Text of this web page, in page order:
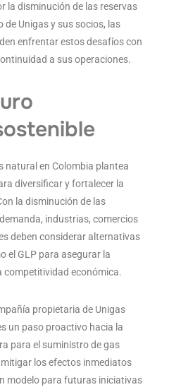
la disminución de las reservas
de Unigas y sus socios, las
enfrentar estos desafíos con
a sus operaciones.
natural en Colombia plantea
diversificar y fortalecer la
la disminución de las
industrias, comercios
deben considerar alternativas
el GLP para asegurar la
económica.
propietaria de Unigas
un paso proactivo hacia la
para el suministro de gas
los efectos inmediatos
modelo para futuras iniciativas